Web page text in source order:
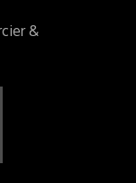
&